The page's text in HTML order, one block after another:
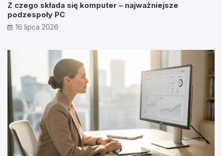
Z czego składa się komputer – najważniejsze
podzespoły PC
16 lipca 2026